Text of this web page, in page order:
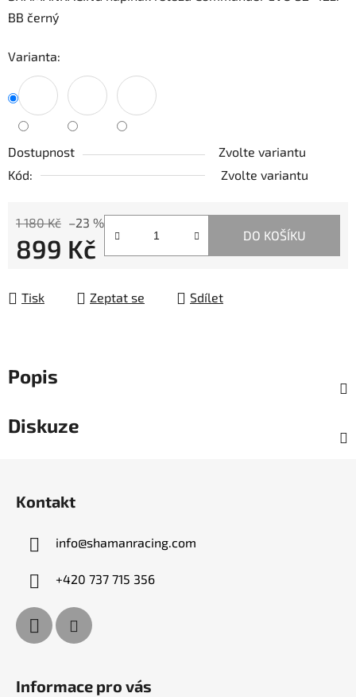
BB černý
Varianta:
Dostupnost
Zvolte variantu
Kód:
Zvolte variantu
1 180 Kč –23 %
899 Kč DO KOŠÍKU
Tisk Zeptat se Sdílet
Popis
Diskuze
Kontakt
info@shamanracing.com
+420 737 715 356
Informace pro vás